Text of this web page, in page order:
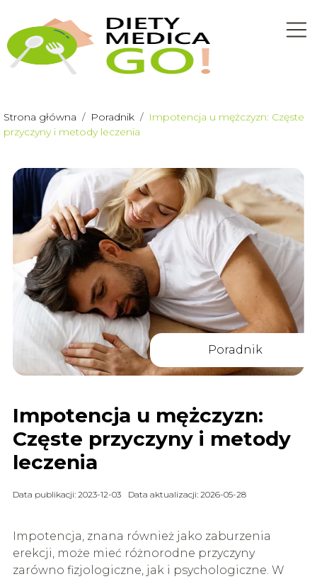
Strona główna / Poradnik / Impotencja u mężczyzn: Częste
przyczyny i metody leczenia
Poradnik
Impotencja u mężczyzn:
Częste przyczyny i metody
leczenia
Data publikacji: 2023-12-03 Data aktualizacji: 2026-05-28
Impotencja, znana również jako zaburzenia
erekcji, może mieć różnorodne przyczyny
zarówno fizjologiczne, jak i psychologiczne. W